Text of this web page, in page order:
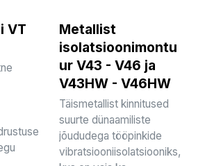
VT
Metallist
isolatsioonimontu
ur V43 - V46 ja
V43HW - V46HW
Täismetallist kinnitused
suurte dünaamiliste
jõududega tööpinkide
vibratsiooniisolatsiooniks,